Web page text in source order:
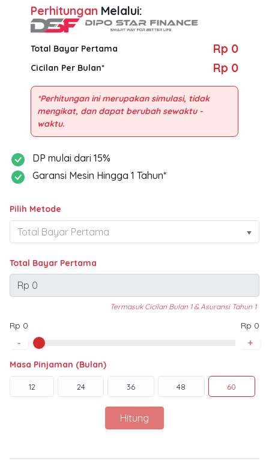
Perhitungan Melalui:
Total Bayar Pertama Rp 0
Cicilan Per Bulan* Rp 0
*Perhitungan ini merupakan simulasi, tidak
mengikat, dan dapat berubah sewaktu -
DP mulai dari 15%
Garansi Mesin Hingga 1 Tahun*
Pilih Metode
Total Bayar Pertama
Termasuk Cicilan Bulan 1 & Asuransi Tahun 1
Rp 0 Rp 0
- +
Masa Pinjaman (Bulan)
12 24 36 48 60
Hitung